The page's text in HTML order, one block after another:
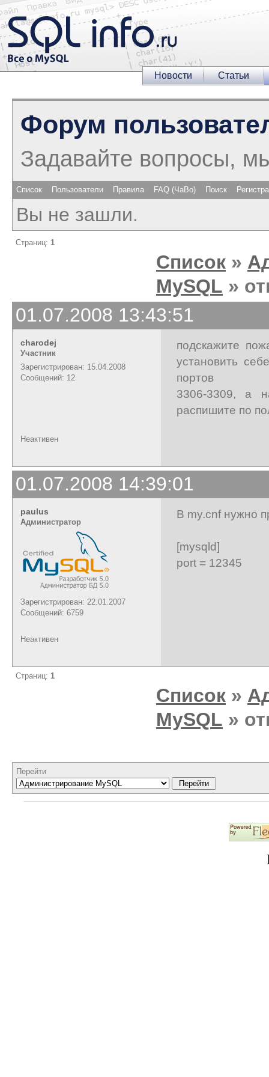
Новости Статьи
Форум
Задавайте вопросы,
Список Пользователи Правила FAQ (ЧаВо) Поиск
Вы не зашли.
Страниц: 1
Список »
MySQL »
01.07.2008 13:43:51
charodej
Участник
Зарегистрирован: 15.04.2008
Сообщений: 12
подскажите
установить
портов
3306-3309, а
распишите по
Неактивен
01.07.2008 14:39:01
paulus
Администратор
Зарегистрирован: 22.01.2007
Сообщений: 6759
В my.cnf нужно
[mysqld]
port = 12345
Неактивен
Страниц: 1
Список »
MySQL »
Перейти